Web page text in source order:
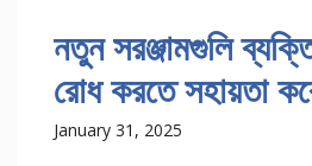
নতুন সরঞ্জামগুলি
রোধ করতে সহায়তা
January 31, 2025